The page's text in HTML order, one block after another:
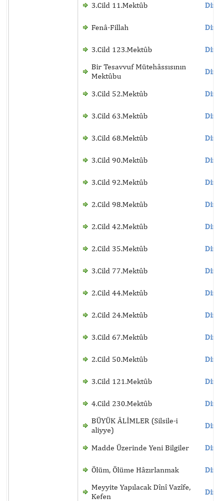
3.Cild 11.Mektûb
Fenâ-Fillah
3.Cild 123.Mektûb
Bir Tesavvuf Mütehâssısının
Mektûbu
3.Cild 52.Mektûb
3.Cild 63.Mektûb
3.Cild 68.Mektûb
3.Cild 90.Mektûb
3.Cild 92.Mektûb
2.Cild 98.Mektûb
2.Cild 42.Mektûb
2.Cild 35.Mektûb
3.Cild 77.Mektûb
2.Cild 44.Mektûb
2.Cild 24.Mektûb
3.Cild 67.Mektûb
2.Cild 50.Mektûb
3.Cild 121.Mektûb
4.Cild 230.Mektûb
BÜYÜK ÂLİMLER (Silsile-i
aliyye)
Madde Üzerinde Yeni Bilgiler
Ölüm, Ölüme Hâzırlanmak
Meyyite Yapılacak Dînî Vazîfe,
Kefen